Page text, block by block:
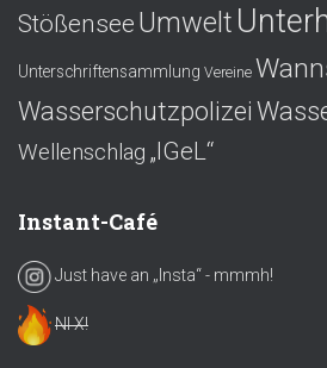
Stößensee Umwelt
Unterschriftensammlung Vereine
Wasserschutzpolizei
Wellenschlag „IGeL“
Instant-Café
Just have an „Insta“ - mmmh!
NI X!